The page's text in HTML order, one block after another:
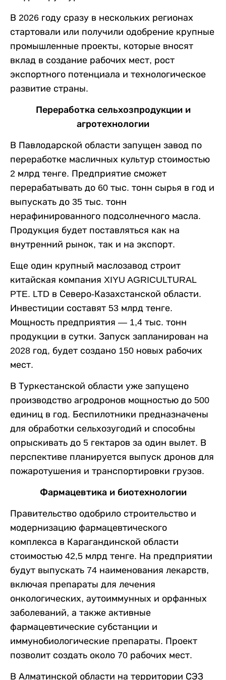
В 2026 году сразу в нескольких регионах
стартовали или получили одобрение крупные
промышленные проекты, которые вносят
вклад в создание рабочих мест, рост
экспортного потенциала и технологическое
развитие страны.
Переработка сельхозпродукции и
агротехнологии
В Павлодарской области запущен завод по
переработке масличных культур стоимостью
2 млрд тенге. Предприятие сможет
перерабатывать до 60 тыс. тонн сырья в год и
выпускать до 35 тыс. тонн
нерафинированного подсолнечного масла.
Продукция будет поставляться как на
внутренний рынок, так и на экспорт.
Еще один крупный маслозавод строит
китайская компания XIYU AGRICULTURAL
PTE. LTD в Северо-Казахстанской области.
Инвестиции составят 53 млрд тенге.
Мощность предприятия — 1,4 тыс. тонн
продукции в сутки. Запуск запланирован на
2028 год, будет создано 150 новых рабочих
мест.
В Туркестанской области уже запущено
производство агродронов мощностью до 500
единиц в год. Беспилотники предназначены
для обработки сельхозугодий и способны
опрыскивать до 5 гектаров за один вылет. В
перспективе планируется выпуск дронов для
пожаротушения и транспортировки грузов.
Фармацевтика и биотехнологии
Правительство одобрило строительство и
модернизацию фармацевтического
комплекса в Карагандинской области
стоимостью 42,5 млрд тенге. На предприятии
будут выпускать 74 наименования лекарств,
включая препараты для лечения
онкологических, аутоиммунных и орфанных
заболеваний, а также активные
фармацевтические субстанции и
иммунобиологические препараты. Проект
позволит создать около 70 рабочих мест.
В Алматинской области на территории СЭЗ